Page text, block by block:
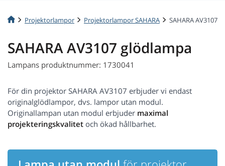
Projektorlampor Projektorlampor SAHARA SAHARA AV3107
SAHARA AV3107 glödlampa
Lampans produktnummer: 1730041
För din projektor SAHARA AV3107 erbjuder vi endast
originalglödlampor, dvs. lampor utan modul.
Originallampan utan modul erbjuder maximal
projekteringskvalitet och ökad hållbarhet.